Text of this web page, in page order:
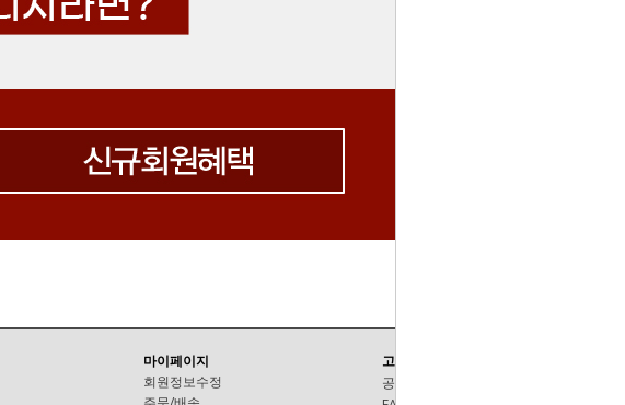
마이페이지
회원정보수정
고객센터
공지사항